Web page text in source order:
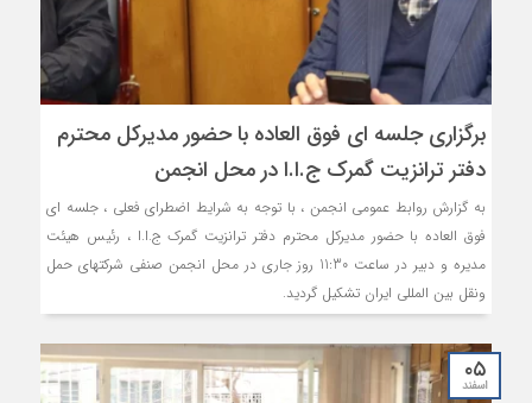
برگزاری جلسه ای فوق العاده با حضور مدیرکل محترم
دفتر ترانزیت گمرک ج.ا.ا در محل انجمن
به گزارش روابط عمومی انجمن ، با توجه به شرایط اضطرای فعلی ، جلسه ای
فوق العاده با حضور مدیرکل محترم دفتر ترانزیت گمرک ج.ا.ا ، رئیس هیئت
مدیره و دبیر در ساعت 11:30 روز جاری در محل انجمن صنفی شرکتهای حمل
ونقل بین المللی ایران تشکیل گردید.
۰۵
اسفند